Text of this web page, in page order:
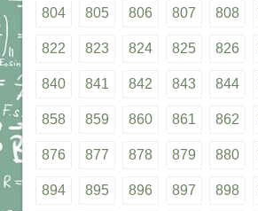
804 805 806 807 808
822 823 824 825 826
840 841 842 843 844
858 859 860 861 862
876 877 878 879 880
894 895 896 897 898